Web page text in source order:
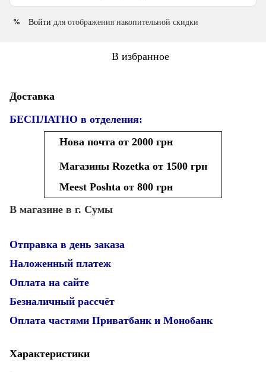
% Войти для отображения накопительной скидки
В избранное
Доставка
БЕСПЛАТНО в отделения:
Нова почта от 2000 грн
Магазины Rozetka от 1500 грн
Meest Poshta от 800 грн
В магазине в г. Сумы
Отправка в день заказа
Наложенный платеж
Оплата на сайте
Безналичный рассчёт
Оплата частями Приватбанк и Монобанк
Характеристики